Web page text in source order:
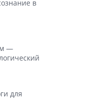
в
—
для